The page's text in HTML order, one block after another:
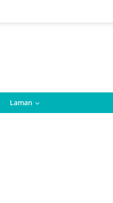
Laman